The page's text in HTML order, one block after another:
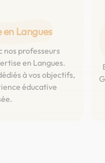
Langues
nos professeurs
en Langues.
à vos objectifs,
éducative